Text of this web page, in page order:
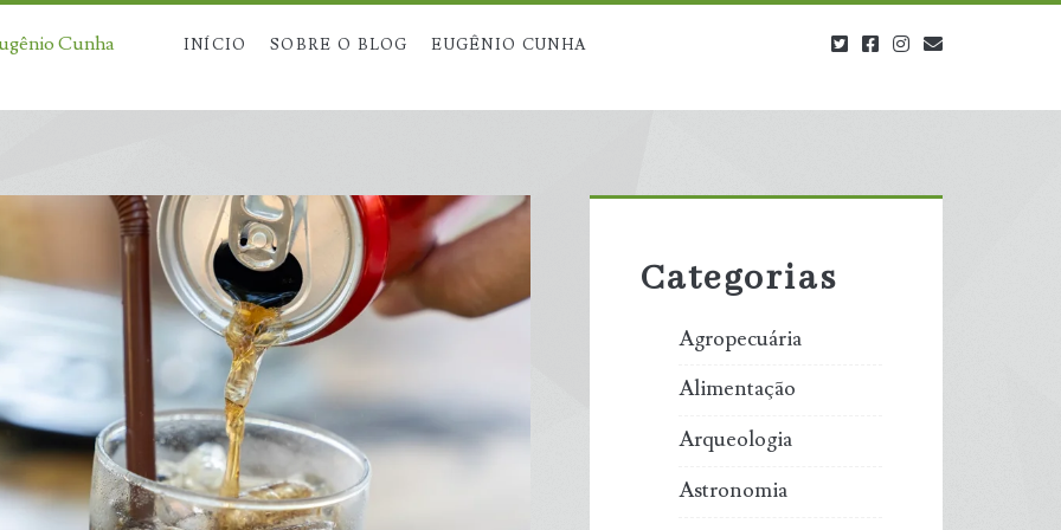
Cunha INÍCIO SOBRE O BLOG EUGÊNIO CUNHA twitterfacebookinstagram
Sidebar
Categorias
Agropecuária
Alimentação
Arqueologia
Astronomia